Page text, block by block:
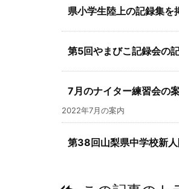
県小学生陸上の記録集を
第5回やまびこ記録会の
7月のナイター練習会の
2022年7月の案内
第38回山梨県中学校新